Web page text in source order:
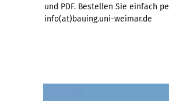
und PDF. Bestellen Sie einfach
info(at)bauing.uni-weimar.de